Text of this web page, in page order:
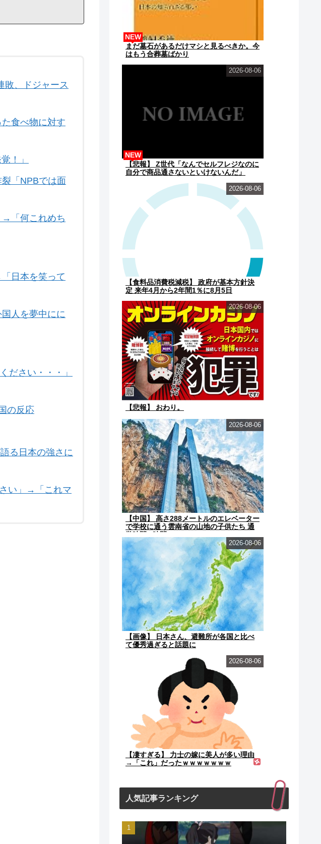
敗、ドジャース
食べ物に対す
！」
「NPBでは面
→「何これめち
日本を笑って
人を夢中にに
ださい・・・」
の反応
る日本の強さに
い」→「これマ
まだ墓石があるだけマシと見るべきか。今
はもう合葬墓ばかり
NEW
【悲報】 Z世代「なんでセルフレジなのに
自分で商品通さないといけないんだ」
NEW
2026-08-06
【食料品消費税減税】 政府が基本方針決
定 来年4月から2年間1％に8月5日
2026-08-06
【悲報】 おわり。
2026-08-06
【中国】 高さ288メートルのエレベーター
で学校に通う雲南省の山地の子供たち 通
2026-08-06
【画像】 日本さん、避難所が各国と比べ
て優秀過ぎると話題に
2026-08-06
【凄すぎる】 力士の嫁に美人が多い理由
→「これ」だったｗｗｗｗｗｗｗ
2026-08-06
人気記事ランキング